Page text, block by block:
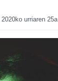
2020ko urriaren 25a